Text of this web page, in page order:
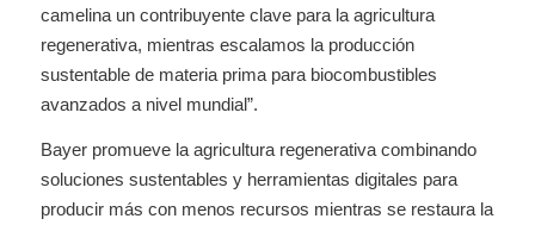
camelina un contribuyente clave para la agricultura
regenerativa, mientras escalamos la producción
sustentable de materia prima para biocombustibles
avanzados a nivel mundial”.
Bayer promueve la agricultura regenerativa combinando
soluciones sustentables y herramientas digitales para
producir más con menos recursos mientras se restaura la